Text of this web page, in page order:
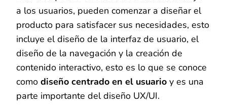
a los usuarios, pueden comenzar a diseñar el
producto para satisfacer sus necesidades, esto
incluye el diseño de la interfaz de usuario, el
diseño de la navegación y la creación de
contenido interactivo, esto es lo que se conoce
como diseño centrado en el usuario y es una
parte importante del diseño UX/UI.